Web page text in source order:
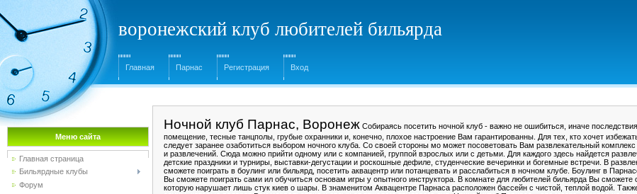
воронежский клуб любителей бильярда
Главная Парнас Регистрация Вход
Меню сайта
Главная страница
Бильярдные клубы
Форум
Ночной клуб Парнас, Воронеж Собираясь посетить ночной клуб - важно не ошибиться, иначе
помещение, тесные танцполы, грубые охранники и, конечно, плохое настроение Вам гарантированны. Для тех, кто хочет
следует заранее озаботиться выбором ночного клуба. Со своей стороны мо может посоветовать Вам развлекательный
и развлечений. Сюда можно прийти одному или с компанией, группой взрослых или с детьми. Для каждого здесь найдется
детские праздники и турниры, выставки-дегустации и роскошные дефиле, студенческие вечеринки и богемные встречи. В
сможете поиграть в боулинг или бильярд, посетить аквацентр или потанцевать и расслабиться в ночном клубе. Боулинг в
Вы сможете поиграть сами ил обучиться основам игры у опытного инструктора. В комнате для любителей бильярда Вы сможете
которую нарушает лишь стук киев о шары. В знаменитом Аквацентре Парнаса расположен бассейн с чистой, теплой водой.